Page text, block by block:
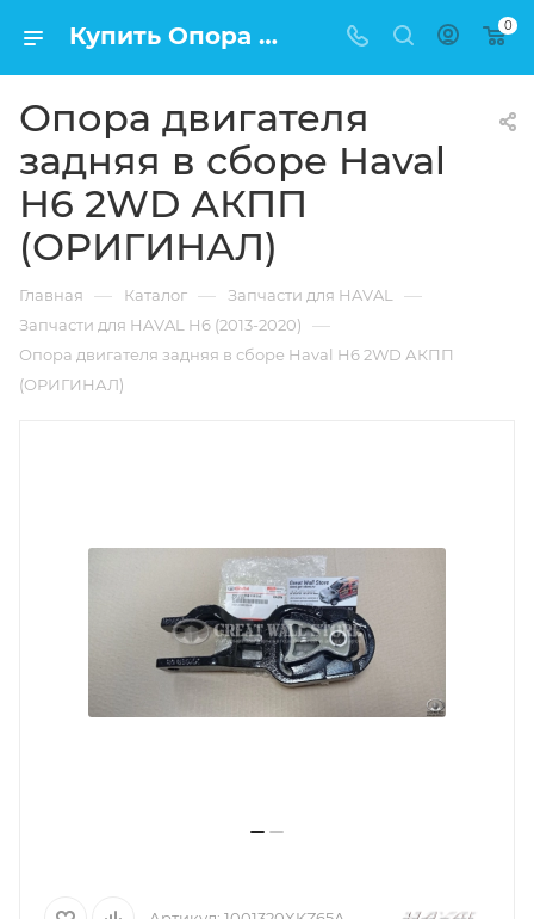
Купить Опора двигателя задняя в сборе Haval H6 2WD АКПП (ОРИГИНАЛ) в Москве по низкой цене 0
Опора двигателя
задняя в сборе Haval
H6 2WD АКПП
(ОРИГИНАЛ)
Главная — Каталог — Запчасти для HAVAL —
Запчасти для HAVAL H6 (2013-2020) —
Опора двигателя задняя в сборе Haval H6 2WD АКПП
(ОРИГИНАЛ)